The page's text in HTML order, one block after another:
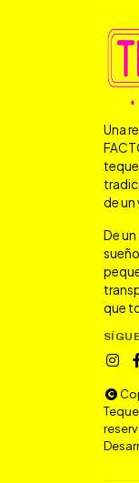
Una
de un
De
que